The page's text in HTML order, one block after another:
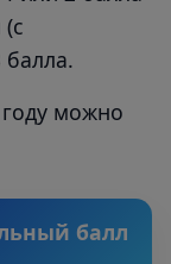
балла.
можно
балл